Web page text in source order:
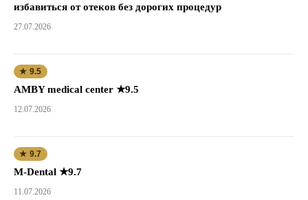
избавиться от отеков без дорогих процедур
27.07.2026
★ 9.5
AMBY medical center ★9.5
12.07.2026
★ 9.7
M-Dental ★9.7
11.07.2026